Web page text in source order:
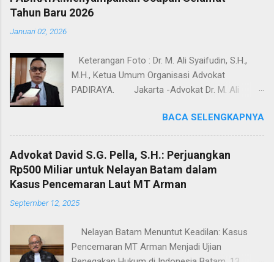
Tahun Baru 2026
Januari 02, 2026
Keterangan Foto : Dr. M. Ali Syaifudin, S.H.,
M.H., Ketua Umum Organisasi Advokat
PADIRAYA. Jakarta -Advokat Dr. M. Ali
Advokat PADIRAYA.Menyampaikan Ucapan
Selamat Tahun Baru 2026, kepada seluruh
masyarakat Indonesia pada umumnya. Dalam
pernyataannya,Advokat Dr. M. Ali Syaifudin, S.H.,
M.H., Ketua Umum Organisasi Advokat
Natal dan pergantian tahun merupakan
nilai kebersamaan, toleransi, serta semangat
persatuan dalam kehidupan berbangsa dan
BACA SELENGKAPNYA
Advokat David S.G. Pella, S.H.: Perjuangkan
Rp500 Miliar untuk Nelayan Batam dalam
Kasus Pencemaran Laut MT Arman
September 12, 2025
Nelayan Batam Menuntut Keadilan: Kasus
Pencemaran MT Arman Menjadi Ujian